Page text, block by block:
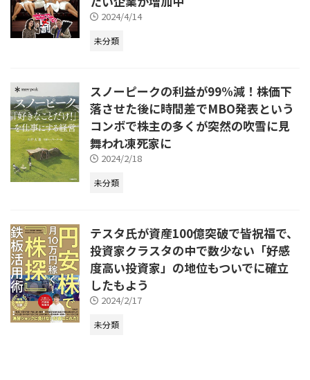
2024/4/14
未分類
スノーピークの利益が99%減！株価下
落させた後に時間差でMBO発表という
コンボで株主の多くが突然の吹雪に見
舞われ凍死家に
2024/2/18
未分類
テスタ氏が資産100億突破で皆祝福で、
投資家クラスタの中で数少ない「好感
度高い投資家」の地位もついでに確立
したもよう
2024/2/17
未分類